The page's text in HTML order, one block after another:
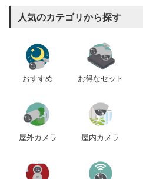
人気のカテゴリから探す
おすすめ お得なセット
屋外カメラ 屋内カメラ